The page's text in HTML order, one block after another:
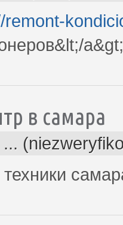
remont-
a&gt;
в самара
...